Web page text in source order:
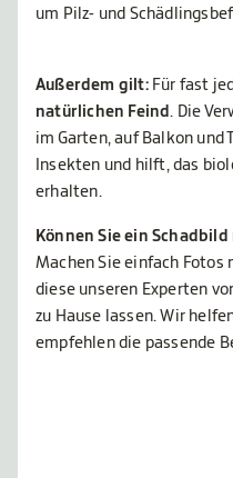
um Pilz- und
Außerdem gilt:Für fast
natürlichen Feind. Die
im Garten, auf Balkon und
Insekten und hilft, das
erhalten.
Können Sie ein
Machen Sie einfach Fotos
diese unseren Experten
zu Hause lassen. Wir
empfehlen die passende